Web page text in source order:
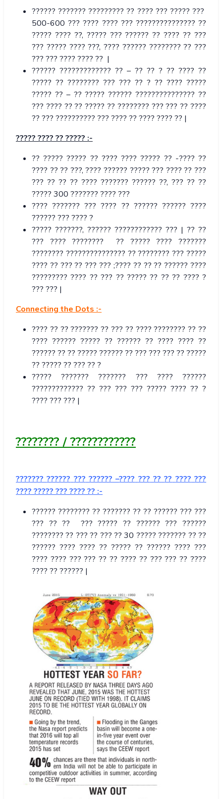
?????? ??????? ????????? ?? ???? ??? ????? ???
500-600 ??? ???? ???? ??? ??????????????? ??
????? ???? ??, ????? ??? ?????? ?? ???? ?? ???
??? ????? ???? ???, ???? ?????? ???????? ?? ???
??? ??? ???? ???? ?? |
?????? ????????????? ?? – ?? ?? ? ?? ???? ??
????? ?? ???????? ??? ??? ?? ? ?? ???? ?????
????? ?? – ?? ????? ?????? ??????????????? ??
??? ???? ?? ?? ????? ?? ???????? ??? ??? ?? ????
?? ??? ?????????? ??? ???? ?? ???? ???? ?? |
????? ???? ?? ????? :-
?? ????? ????? ?? ???? ???? ????? ?? -???? ??
???? ?? ?? ???, ???? ?????? ????? ??? ???? ?? ???
??? ?? ?? ?? ???? ??????? ?????? ??, ??? ?? ??
????? 300 ??????? ???? ???
???? ??????? ??? ???? ?? ?????? ?????? ????
?????? ??? ???? ?
????? ???????, ?????? ???????????? ??? | ?? ??
??? ???? ???????? ?? ????? ???? ???????
???????? ??????????????? ?? ???????? ??? ?????
???? ?? ??? ?? ??? ??? ;???? ?? ?? ?? ?????? ????
????????? ???? ?? ??? ?? ????? ?? ?? ?? ???? ?
??? ??? |
Connecting the Dots :-
???? ?? ?? ??????? ?? ??? ?? ???? ???????? ?? ??
???? ?????? ????? ?? ?????? ?? ???? ???? ??
?????? ?? ?? ????? ?????? ?? ??? ??? ??? ?? ?????
?? ????? ?? ??? ?? ?
????? ??????? ??????? ??? ???? ??????
????????????? ?? ??? ??? ??? ????? ???? ?? ?
???? ??? ??? |
???????? /????????????
??????? ?????? ??? ?????? –???? ??? ?? ?? ???? ???
???? ????? ??? ???? ?? :-
?????? ???????? ?? ??????? ?? ?? ?????? ??? ???
??? ?? ?? ??? ????? ?? ?????? ??? ??????
???????? ?? ??? ?? ??? ?? 30 ????? ??????? ?? ??
?????? ???? ???? ?? ????? ?? ?????? ???? ???
???? ???? ??? ??? ?? ?? ???? ?? ??? ??? ?? ????
???? ?? ?????? |